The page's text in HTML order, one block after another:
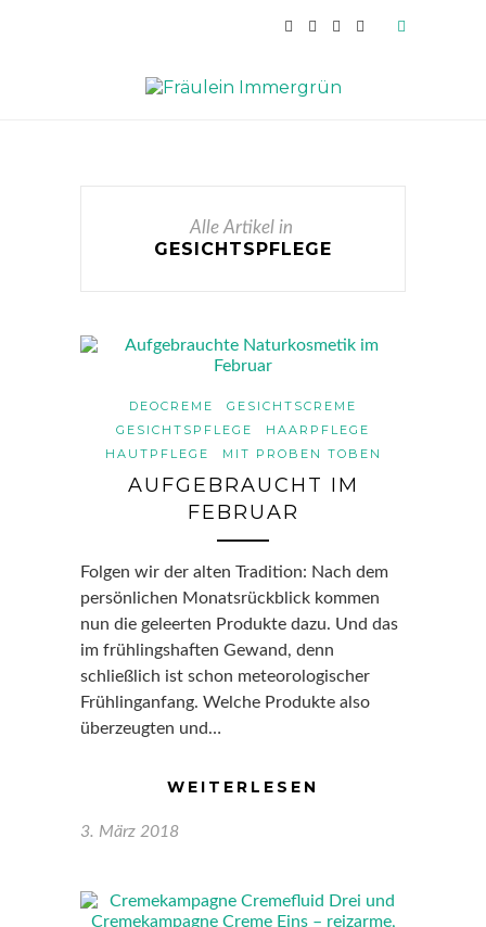
Alle Artikel in
GESICHTSPFLEGE
DEOCREME
GESICHTSCREME
GESICHTSPFLEGE
HAARPFLEGE
HAUTPFLEGE
MIT PROBEN TOBEN
AUFGEBRAUCHT IM
FEBRUAR
Folgen wir der alten Tradition: Nach dem
persönlichen Monatsrückblick kommen
nun die geleerten Produkte dazu. Und das
im frühlingshaften Gewand, denn
schließlich ist schon meteorologischer
Frühlinganfang. Welche Produkte also
überzeugten und…
WEITERLESEN
3. März 2018